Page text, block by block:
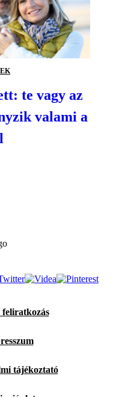
te vagy az
valami a
tájékoztató